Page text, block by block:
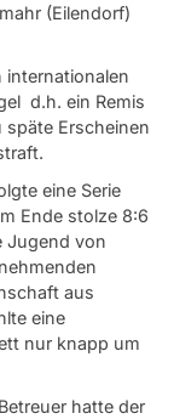
(Eilendorf)
internationalen
d.h. ein Remis
Erscheinen
eine Serie
Ende stolze 8:6
Jugend von
aus
eine
nur knapp um
hatte der